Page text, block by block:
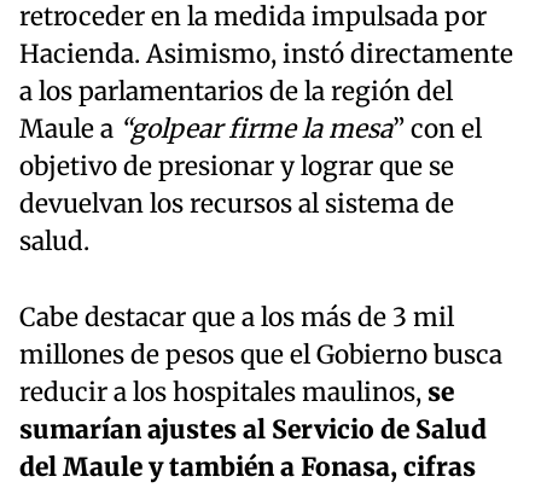
retroceder en la medida impulsada por
Hacienda. Asimismo, instó directamente
a los parlamentarios de la región del
Maule a “golpear firme la mesa” con el
objetivo de presionar y lograr que se
devuelvan los recursos al sistema de
salud.
Cabe destacar que a los más de 3 mil
millones de pesos que el Gobierno busca
reducir a los hospitales maulinos, se
sumarían ajustes al Servicio de Salud
del Maule y también a Fonasa, cifras